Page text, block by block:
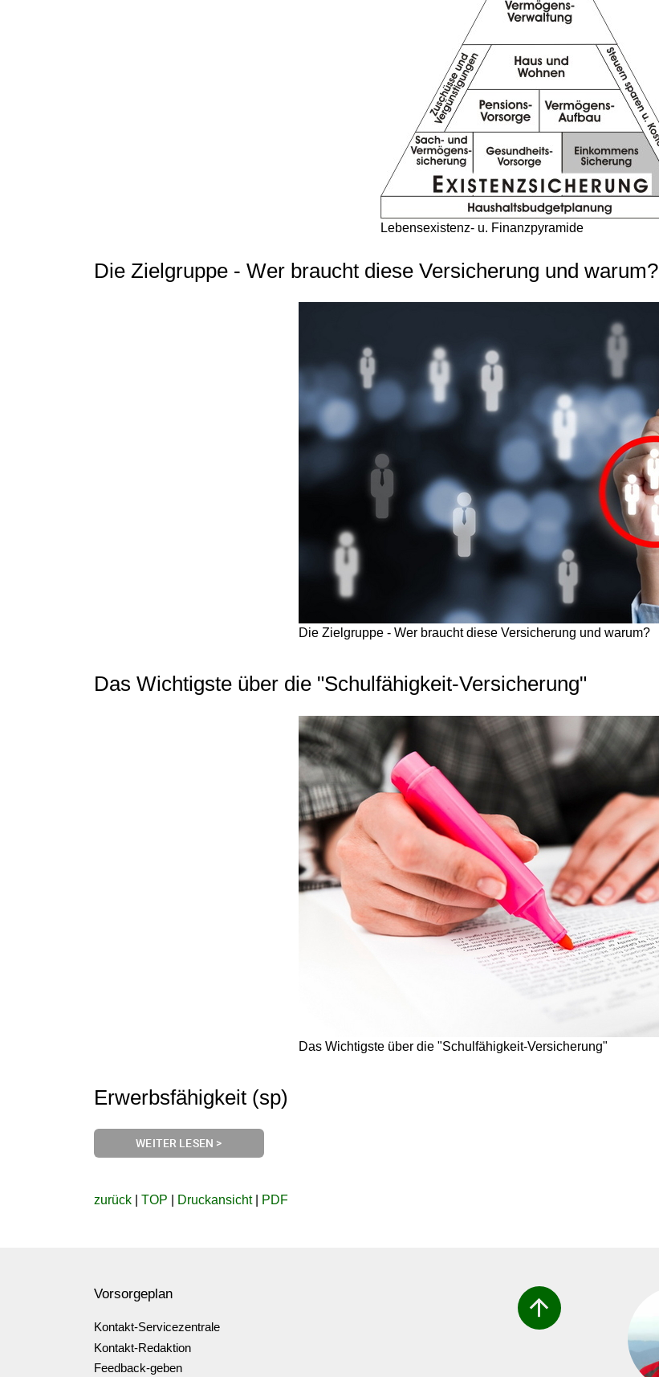
Lebensexistenz- u. Finanzpyramide
Die Zielgruppe - Wer braucht diese Versicherung und warum?
Die Zielgruppe - Wer braucht diese Versicherung und warum?
Das Wichtigste über die "Schulfähigkeit-Versicherung"
Das Wichtigste über die "Schulfähigkeit-Versicherung"
Erwerbsfähigkeit (sp)
WEITER LESEN >
zurück TOP Druckansicht| PDF
arrow_upward
Vorsorgeplan
Kontakt-Servicezentrale
Kontakt-Redaktion
Feedback-geben